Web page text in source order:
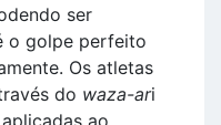
ser
o golpe perfeito
Os atletas
do waza-ari
ao